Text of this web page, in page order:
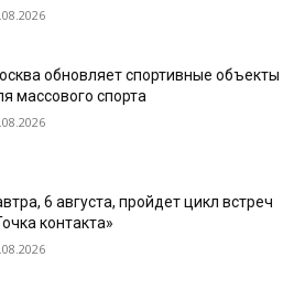
обновляет спортивные объекты
массового спорта
6 августа, пройдет цикл встреч
контакта»